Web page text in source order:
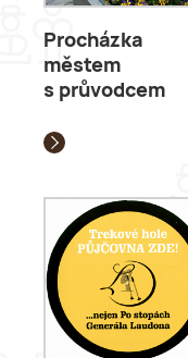
Procházka
městem
s průvodcem